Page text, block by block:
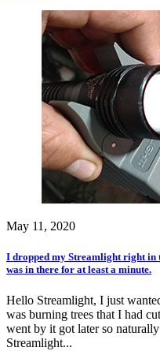
May 11, 2020
I dropped my Streamlight right in
was in there for at least a minute.
Hello Streamlight, I just
was burning trees that I had
went by it got later so
Streamlight...